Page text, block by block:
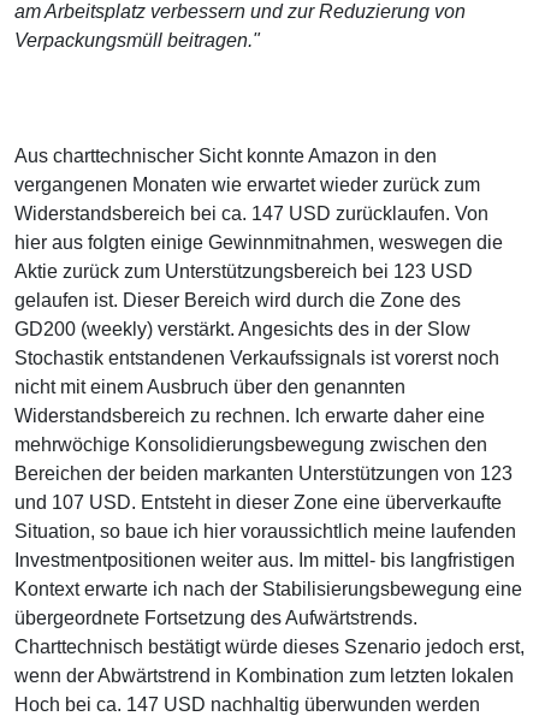
am Arbeitsplatz verbessern und zur Reduzierung von
Verpackungsmüll beitragen."
Aus charttechnischer Sicht konnte Amazon in den
vergangenen Monaten wie erwartet wieder zurück zum
Widerstandsbereich bei ca. 147 USD zurücklaufen. Von
hier aus folgten einige Gewinnmitnahmen, weswegen die
Aktie zurück zum Unterstützungsbereich bei 123 USD
gelaufen ist. Dieser Bereich wird durch die Zone des
GD200 (weekly) verstärkt. Angesichts des in der Slow
Stochastik entstandenen Verkaufssignals ist vorerst noch
nicht mit einem Ausbruch über den genannten
Widerstandsbereich zu rechnen. Ich erwarte daher eine
mehrwöchige Konsolidierungsbewegung zwischen den
Bereichen der beiden markanten Unterstützungen von 123
und 107 USD. Entsteht in dieser Zone eine überverkaufte
Situation, so baue ich hier voraussichtlich meine laufenden
Investmentpositionen weiter aus. Im mittel- bis langfristigen
Kontext erwarte ich nach der Stabilisierungsbewegung eine
übergeordnete Fortsetzung des Aufwärtstrends.
Charttechnisch bestätigt würde dieses Szenario jedoch erst,
wenn der Abwärtstrend in Kombination zum letzten lokalen
Hoch bei ca. 147 USD nachhaltig überwunden werden